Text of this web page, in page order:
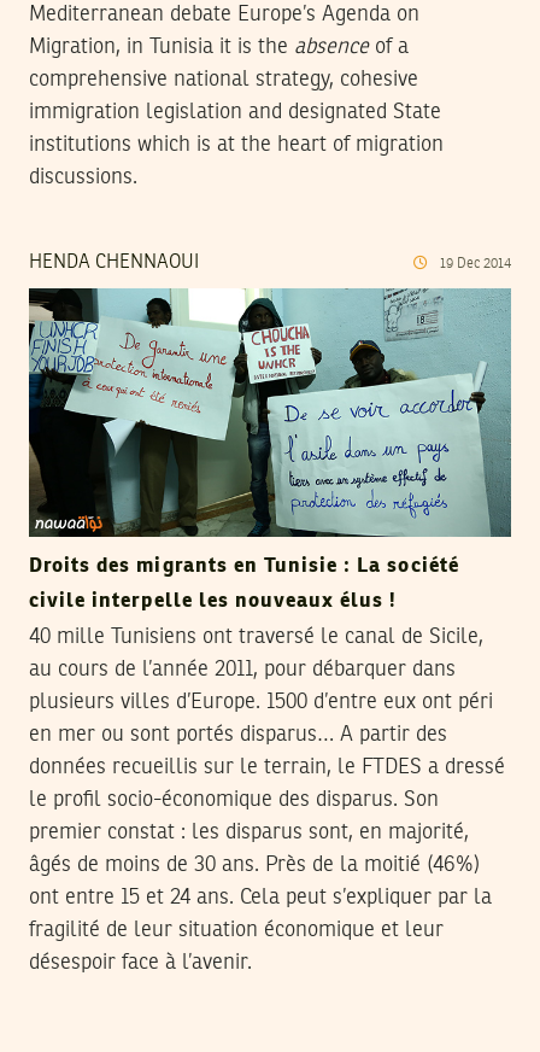
Mediterranean debate Europe’s Agenda on
Migration, in Tunisia it is the absenceof a
comprehensive national strategy, cohesive
immigration legislation and designated State
institutions which is at the heart of migration
discussions.
HENDA CHENNAOUI 19 Dec 2014
Droits des migrants en Tunisie : La société
civile interpelle les nouveaux élus !
40 mille Tunisiens ont traversé le canal de Sicile,
au cours de l’année 2011, pour débarquer dans
plusieurs villes d’Europe. 1500 d’entre eux ont péri
en mer ou sont portés disparus… A partir des
données recueillis sur le terrain, le FTDES a dressé
le profil socio-économique des disparus. Son
premier constat : les disparus sont, en majorité,
âgés de moins de 30 ans. Près de la moitié (46%)
ont entre 15 et 24 ans. Cela peut s’expliquer par la
fragilité de leur situation économique et leur
désespoir face à l’avenir.